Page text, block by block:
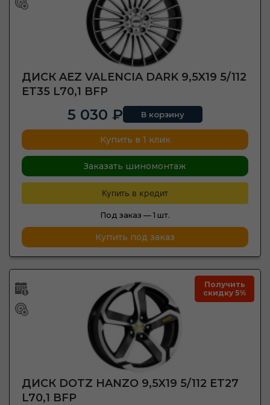
ДИСК AEZ VALENCIA DARK 9,5X19 5/112
ET35 L70,1 BFP
5 030 ₽ В корзину
Купить в 1 клик
Заказать шиномонтаж
Купить в кредит
Под заказ — 1 шт.
Купить под заказ
Получить
скидку 5%
ДИСК DOTZ HANZO 9,5X19 5/112 ET27
L70,1 BFP